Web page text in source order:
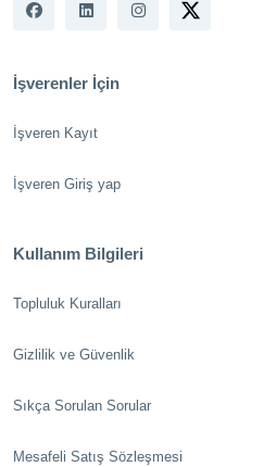
İşverenler İçin
İşveren Kayıt
İşveren Giriş yap
Kullanım Bilgileri
Topluluk Kuralları
Gizlilik ve Güvenlik
Sıkça Sorulan Sorular
Mesafeli Satış Sözleşmesi